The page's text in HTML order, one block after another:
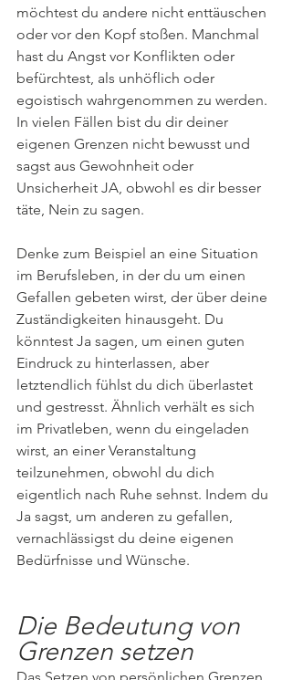
möchtest du andere nicht enttäuschen
oder vor den Kopf stoßen. Manchmal
hast du Angst vor Konflikten oder
befürchtest, als unhöflich oder
egoistisch wahrgenommen zu werden.
In vielen Fällen bist du dir deiner
eigenen Grenzen nicht bewusst und
sagst aus Gewohnheit oder
Unsicherheit JA, obwohl es dir besser
täte, Nein zu sagen.
Denke zum Beispiel an eine Situation
im Berufsleben, in der du um einen
Gefallen gebeten wirst, der über deine
Zuständigkeiten hinausgeht. Du
könntest Ja sagen, um einen guten
Eindruck zu hinterlassen, aber
letztendlich fühlst du dich überlastet
und gestresst. Ähnlich verhält es sich
im Privatleben, wenn du eingeladen
wirst, an einer Veranstaltung
teilzunehmen, obwohl du dich
eigentlich nach Ruhe sehnst. Indem du
Ja sagst, um anderen zu gefallen,
vernachlässigst du deine eigenen
Bedürfnisse und Wünsche.
Die Bedeutung von
Grenzen setzen